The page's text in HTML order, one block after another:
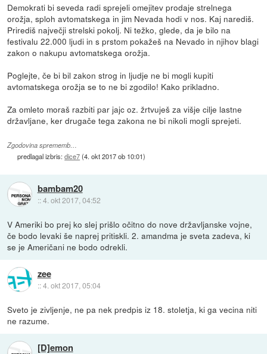
Demokrati bi seveda radi sprejeli omejitev prodaje strelnega
orožja, sploh avtomatskega in jim Nevada hodi v nos. Kaj narediš.
Prirediš največji strelski pokolj. Ni težko, glede, da je bilo na
festivalu 22.000 ljudi in s prstom pokažeš na Nevado in njihov blagi
zakon o nakupu avtomatskega orožja.
Poglejte, če bi bil zakon strog in ljudje ne bi mogli kupiti
avtomatskega orožja se to ne bi zgodilo! Kako prikladno.
Za omleto moraš razbiti par jajc oz. žrtvuješ za višje cilje lastne
državljane, ker drugače tega zakona ne bi nikoli mogli sprejeti.
Zgodovina sprememb…
predlagal izbris:dice7(4. okt 2017 ob 10:01)
bambam20
::4. okt 2017, 04:52
V Ameriki bo prej ko slej prišlo očitno do nove državljanske vojne,
če bodo levaki še naprej pritiskli. 2. amandma je sveta zadeva, ki
se je Američani ne bodo odrekli.
zee
::4. okt 2017, 05:04
Sveto je zivljenje, ne pa nek predpis iz 18. stoletja, ki ga vecina niti
ne razume.
[D]emon